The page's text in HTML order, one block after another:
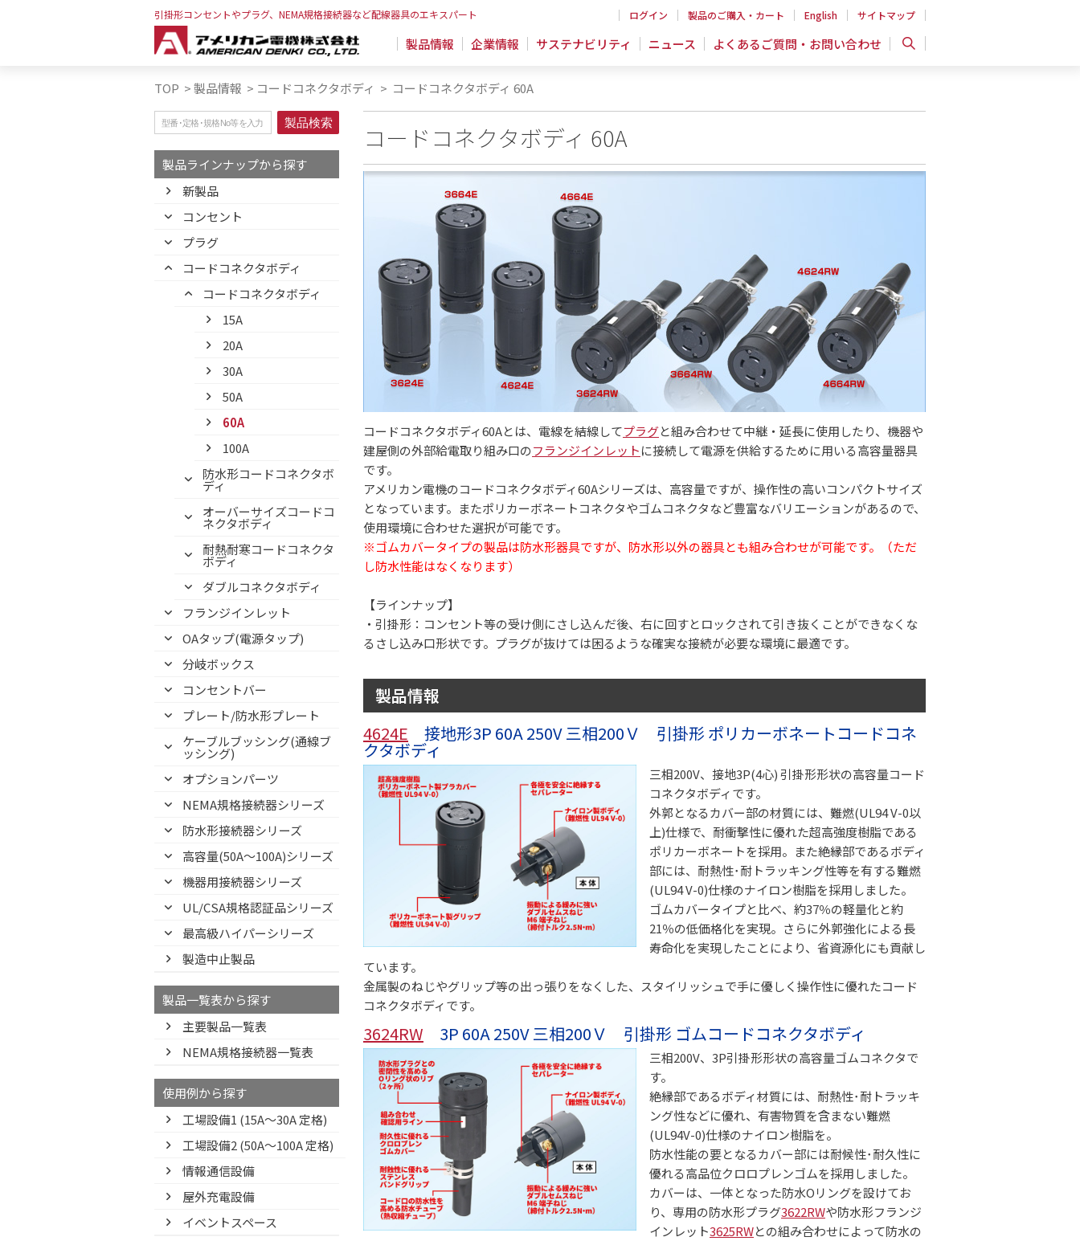
引掛形コンセントやプラグ、NEMA規格接続器など配線器具のエキスパート ログイン 製品のご購入・カート English サイトマップ
製品情報 企業情報 サステナビリティ ニュース よくあるご質問・お問い合わせ
TOP >製品情報 > コードコネクタボディ > コードコネクタボディ 60A
製品ラインナップから探す
新製品
コンセント
プラグ
コードコネクタボディ
コードコネクタボディ
15A
20A
30A
50A
60A
100A
防水形コードコネクタボ
ディ
オーバーサイズコードコ
ネクタボディ
耐熱耐寒コードコネクタ
ボディ
ダブルコネクタボディ
フランジインレット
OAタップ(電源タップ)
分岐ボックス
コンセントバー
プレート/防水形プレート
ケーブルブッシング(通線ブ
ッシング)
オプションパーツ
NEMA規格接続器シリーズ
防水形接続器シリーズ
高容量(50A～100A)シリーズ
機器用接続器シリーズ
UL/CSA規格認証品シリーズ
最高級ハイパーシリーズ
製造中止製品
製品一覧表から探す
主要製品一覧表
NEMA規格接続器一覧表
使用例から探す
工場設備1 (15A〜30A 定格)
工場設備2 (50A〜100A 定格)
情報通信設備
屋外充電設備
イベントスペース
コードコネクタボディ 60A
コードコネクタボディ60Aとは、電線を結線してプラグと組み合わせて中継・延長に使用したり、機器や
建屋側の外部給電取り組み口のフランジインレットに接続して電源を供給するために用いる高容量器具
です。
アメリカン電機のコードコネクタボディ60Aシリーズは、高容量ですが、操作性の高いコンパクトサイズ
となっています。またポリカーボネートコネクタやゴムコネクタなど豊富なバリエーションがあるので、
使用環境に合わせた選択が可能です。
※ゴムカバータイプの製品は防水形器具ですが、防水形以外の器具とも組み合わせが可能です。（ただ
し防水性能はなくなります）
【ラインナップ】
・引掛形：コンセント等の受け側にさし込んだ後、右に回すとロックされて引き抜くことができなくな
るさし込み口形状です。プラグが抜けては困るような確実な接続が必要な環境に最適です。
製品情報
4624E 接地形3P 60A 250V 三相200Ｖ 引掛形 ポリカーボネートコードコネ
クタボディ
三相200V、接地3P(4心) 引掛形形状の高容量コード
コネクタボディです。
外郭となるカバー部の材質には、難燃(UL94 V-0以
上)仕様で、耐衝撃性に優れた超高強度樹脂である
ポリカーボネートを採用。また絶縁部であるボディ
部には、耐熱性･耐トラッキング性等を有する難燃
(UL94 V-0)仕様のナイロン樹脂を採用しました。
ゴムカバータイプと比べ、約37％の軽量化と約
21％の低価格化を実現。さらに外郭強化による長
寿命化を実現したことにより、省資源化にも貢献し
ています。
金属製のねじやグリップ等の出っ張りをなくした、スタイリッシュで手に優しく操作性に優れたコード
コネクタボディです。
3624RW 3P 60A 250V 三相200Ｖ 引掛形 ゴムコードコネクタボディ
三相200V、3P引掛形形状の高容量ゴムコネクタで
す。
絶縁部であるボディ材質には、耐熱性･耐トラッキ
ング性などに優れ、有害物質を含まない難燃
(UL94V-0)仕様のナイロン樹脂を。
防水性能の要となるカバー部には耐候性･耐久性に
優れる高品位クロロプレンゴムを採用しました。
カバーは、一体となった防水Oリングを設けてお
り、専用の防水形プラグ3622RWや防水形フランジ
インレット3625RWとの組み合わせによって防水の